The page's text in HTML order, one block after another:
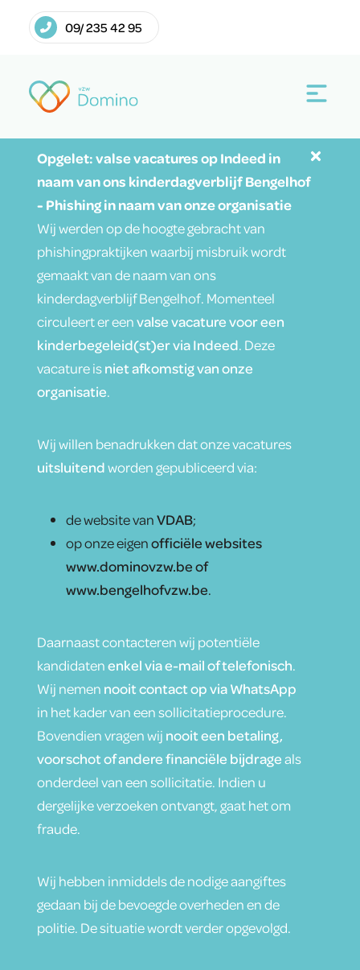
Opgelet: valse vacatures op Indeed in
naam van ons kinderdagverblijf Bengelhof
- Phishing in naam van onze organisatie
Wij werden op de hoogte gebracht van
phishingpraktijken waarbij misbruik wordt
gemaakt van de naam van ons
kinderdagverblijf Bengelhof. Momenteel
circuleert er eenvalse vacature voor een
kinderbegeleid(st)er via Indeed. Deze
vacature isniet afkomstig van onze
organisatie.
Wij willen benadrukken dat onze vacatures
uitsluitendworden gepubliceerd via:
de website vanVDAB;
op onze eigenofficiële websites
www.dominovzw.be of
www.bengelhofvzw.be.
Daarnaast contacteren wij potentiële
kandidatenenkel via e-mail of telefonisch.
Wij nemen nooit contact op via WhatsApp
in het kader van een sollicitatieprocedure.
Bovendien vragen wij nooit een betaling,
voorschot of andere financiële bijdrageals
onderdeel van een sollicitatie. Indien u
dergelijke verzoeken ontvangt, gaat het om
fraude.
Wij hebben inmiddels de nodige aangiftes
gedaan bij de bevoegde overheden en de
politie. De situatie wordt verder opgevolgd.
09/ 235 42 95